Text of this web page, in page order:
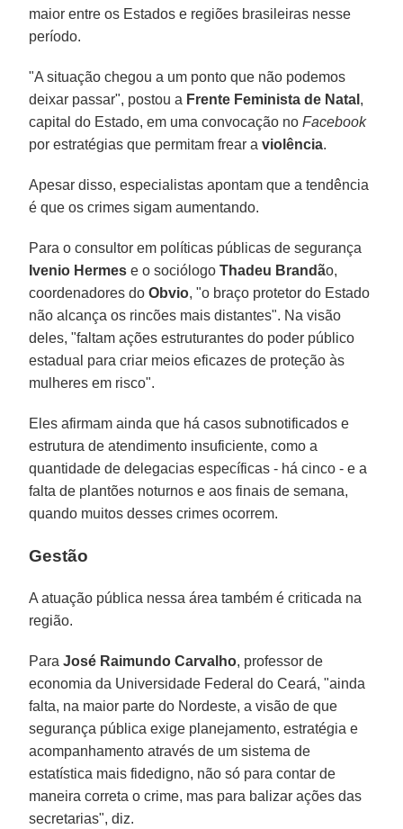
maior entre os Estados e regiões brasileiras nesse
período.
"A situação chegou a um ponto que não podemos
deixar passar", postou a Frente Feminista de Natal ,
capital do Estado, em uma convocação noFacebook
por estratégias que permitam frear aviolência.
Apesar disso, especialistas apontam que a tendência
é que os crimes sigam aumentando.
Para o consultor em políticas públicas de segurança
Ivenio Hermes e o sociólogoThadeu Brandão,
coordenadores doObvio, "o braço protetor do Estado
não alcança os rincões mais distantes". Na visão
deles, "faltam ações estruturantes do poder público
estadual para criar meios eficazes de proteção às
mulheres em risco".
Eles afirmam ainda que há casos subnotificados e
estrutura de atendimento insuficiente, como a
quantidade de delegacias específicas - há cinco - e a
falta de plantões noturnos e aos finais de semana,
quando muitos desses crimes ocorrem.
Gestão
A atuação pública nessa área também é criticada na
região.
ParaJosé Raimundo Carvalho, professor de
economia da Universidade Federal do Ceará, "ainda
falta, na maior parte do Nordeste, a visão de que
segurança pública exige planejamento, estratégia e
acompanhamento através de um sistema de
estatística mais fidedigno, não só para contar de
maneira correta o crime, mas para balizar ações das
secretarias", diz.